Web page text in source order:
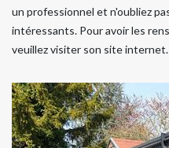
un professionnel et n'oubliez
intéressants. Pour avoir les
veuillez visiter son site internet.